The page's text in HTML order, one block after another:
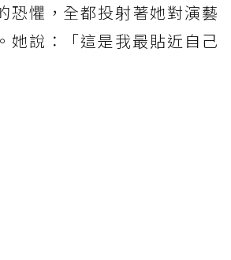
恐懼，全都投射著她對演藝
她說：「這是我最貼近自己